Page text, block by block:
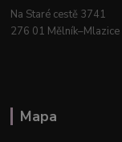
Na Staré cestě 3741
276 01 Mělník–Mlazice
Mapa